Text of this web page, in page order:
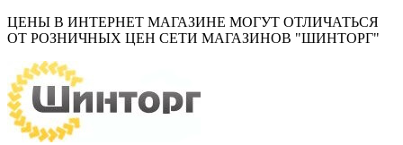
ЦЕНЫ В ИНТЕРНЕТ МАГАЗИНЕ МОГУТ ОТЛИЧАТЬСЯ
ОТ РОЗНИЧНЫХ ЦЕН СЕТИ МАГАЗИНОВ "ШИНТОРГ"